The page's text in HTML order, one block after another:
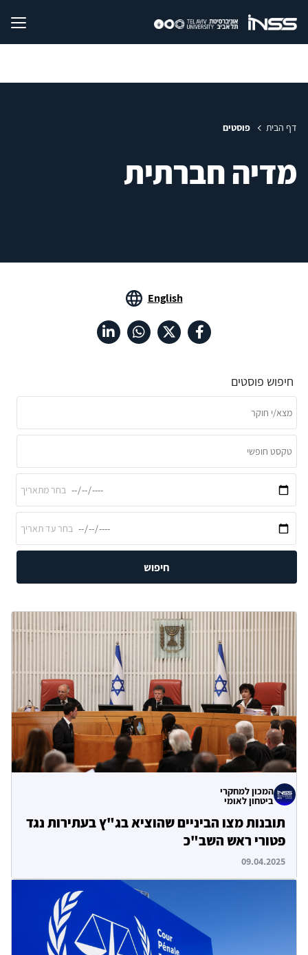
דף הבית פוסטים
מדיה חברתית
English
חיפוש פוסטים
חיפוש
המכון למחקרי
ביטחון לאומי
תובנות מצו הביניים שהוציא בג"ץ בעתירות נגד
פטורי ראש השב"כ
09.04.2025